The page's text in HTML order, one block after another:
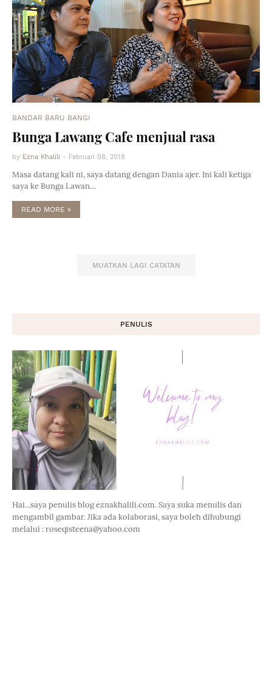
BANDAR BARU BANGI
Bunga Lawang Cafe menjual rasa
by Ezna Khalili - Februari 08, 2018
Masa datang kali ni, saya datang dengan Dania ajer. Ini kali ketiga
saya ke Bunga Lawan…
READ MORE »
MUATKAN LAGI CATATAN
PENULIS
Hai...saya penulis blog eznakhalili.com. Saya suka menulis dan
mengambil gambar. Jika ada kolaborasi, saya boleh dihubungi
melalui : roseqisteena@yahoo.com